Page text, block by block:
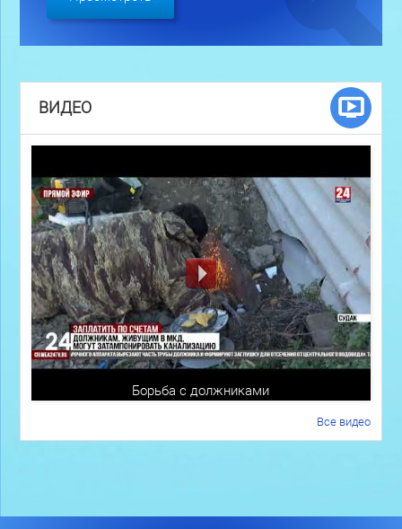
ВИДЕО
Борьба с должниками
Все видео